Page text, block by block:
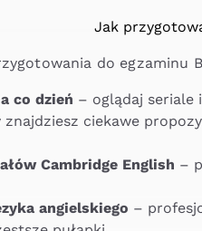
do egzaminu
co dzień – oglądaj seriale
ciekawe
Cambridge English –
angielskiego –